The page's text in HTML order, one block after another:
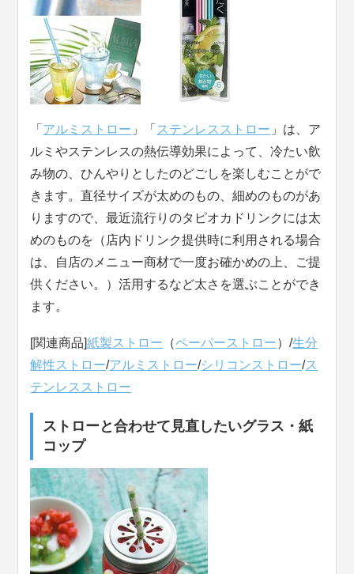
「 アルミストロー 」「 ステンレスストロー 」は、ア
ルミやステンレスの熱伝導効果によって、冷たい飲
み物の、ひんやりとしたのどごしを楽しむことがで
きます。直径サイズが太めのもの、細めのものがあ
りますので、最近流行りのタピオカドリンクには太
めのものを（店内ドリンク提供時に利用される場合
は、自店のメニュー商材で一度お確かめの上、ご提
供ください。）活用するなど太さを選ぶことができ
ます。
[関連商品]紙製ストロー （ペーパーストロー）/生分
解性ストロー/アルミストロー/シリコンストロー/ス
テンレスストロー
ストローと合わせて見直したいグラス・紙
コップ